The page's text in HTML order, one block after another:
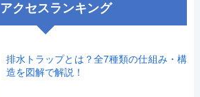
アクセスランキング
排水トラップとは？全7種類の仕組み・構
造を図解で解説！